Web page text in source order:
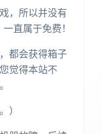
，所以并没有
直属于免费！
都会获得箱子
觉得本站不
）